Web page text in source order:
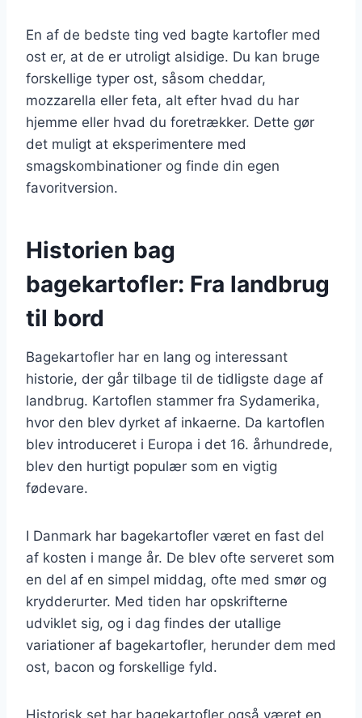
En af de bedste ting ved bagte kartofler med
ost er, at de er utroligt alsidige. Du kan bruge
forskellige typer ost, såsom cheddar,
mozzarella eller feta, alt efter hvad du har
hjemme eller hvad du foretrækker. Dette gør
det muligt at eksperimentere med
smagskombinationer og finde din egen
favoritversion.
Historien bag
bagekartofler: Fra landbrug
til bord
Bagekartofler har en lang og interessant
historie, der går tilbage til de tidligste dage af
landbrug. Kartoflen stammer fra Sydamerika,
hvor den blev dyrket af inkaerne. Da kartoflen
blev introduceret i Europa i det 16. århundrede,
blev den hurtigt populær som en vigtig
fødevare.
I Danmark har bagekartofler været en fast del
af kosten i mange år. De blev ofte serveret som
en del af en simpel middag, ofte med smør og
krydderurter. Med tiden har opskrifterne
udviklet sig, og i dag findes der utallige
variationer af bagekartofler, herunder dem med
ost, bacon og forskellige fyld.
Historisk set har bagekartofler også været en